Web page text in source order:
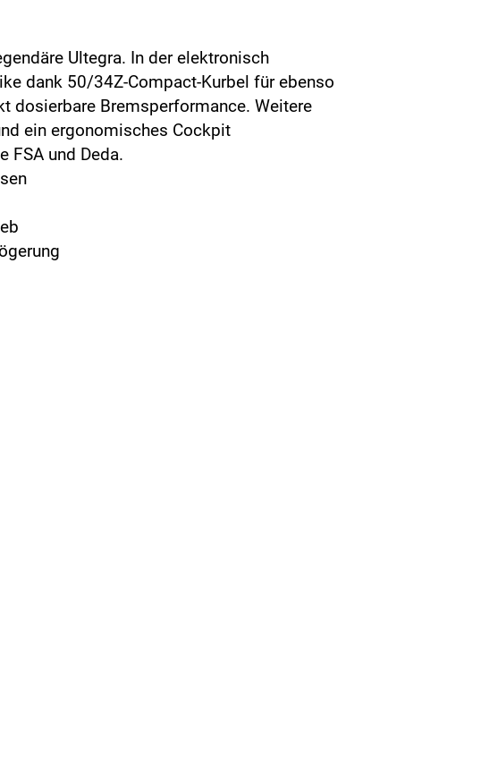
Ultegra. In der elektronisch
dank 50/34Z-Compact-Kurbel für ebenso
dosierbare Bremsperformance. Weitere
ein ergonomisches Cockpit
FSA und Deda.